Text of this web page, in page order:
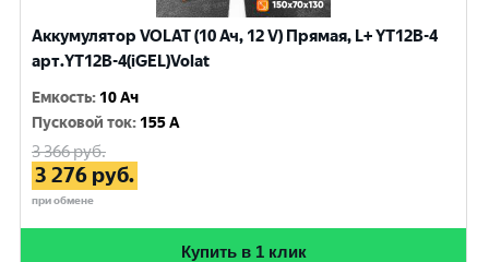
Аккумулятор VOLAT (10 Ач, 12 V) Прямая, L+ YT12B-4
арт.YT12B-4(iGEL)Volat
Емкость: 10 Ач
Пусковой ток: 155 A
3 366руб.
3 276 руб.
при обмене
Купить в 1 клик